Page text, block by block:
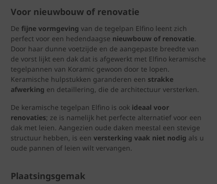
Voor nieuwbouw of renovatie
De fijne vormgeving van de tegelpan Elfino leent zich
perfect voor een hedendaagse nieuwbouw of renovatie.
Door haar dunne voetzijde en de aangepaste breedte van
de vorst lijkt een dak dat is afgewerkt met Elfino keramische
tegelpannen van Koramic gewoon door te lopen.
Keramische hulpstukken garanderen een strakke
afwerking en detaillering, die de architectuur versterken.
De keramische tegelpan Elfino is ook ideaal voor
renovaties; ze is namelijk het perfecte alternatief voor een
dak met leien. Aangezien oude daken meestal een stevige
structuur hebben, is een versterking vaak niet nodig als u
oude pannen of leien wilt vervangen.
Plaatsingsgemak